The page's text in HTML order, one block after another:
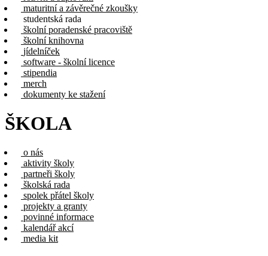
maturitní a závěrečné zkoušky
studentská rada
školní poradenské pracoviště
školní knihovna
jídelníček
software - školní licence
stipendia
merch
dokumenty ke stažení
ŠKOLA
o nás
aktivity školy
partneři školy
školská rada
spolek přátel školy
projekty a granty
povinné informace
kalendář akcí
media kit